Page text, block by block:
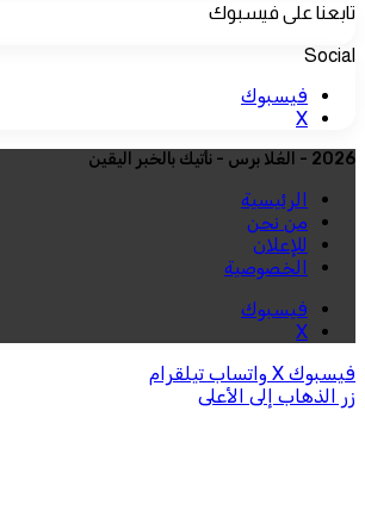
تابعنا على فيسبوك
Social
فيسبوك
‫X
2026 - العُلا برس - نأتيك بالخبر اليقين
الرئيسية
من نحن
للإعلان
الخصوصية
فيسبوك
‫X
فيسبوك ‫X واتساب تيلقرام
زر الذهاب إلى الأعلى